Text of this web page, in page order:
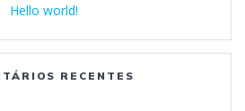
Hello world!
RECENTES